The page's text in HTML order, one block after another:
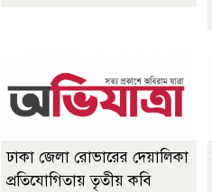
ঢাকা জেলা রোভারের দেয়ালিকা
প্রতিযোগিতায় তৃতীয় কবি